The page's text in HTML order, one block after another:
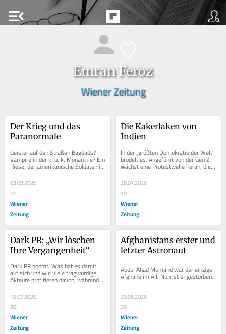
menu_open
Emran Feroz
Wiener Zeitung
Der Krieg und das
Paranormale
Geister auf den Straßen Bagdads?
Vampire in der k. u. k. Monarchie? Ein
Riese, der amerikanische Soldaten in
Afghanistan angreift? Wie
Kriegstraumata...
03.08.2026
10
Wiener
Zeitung
Die Kakerlaken von
Indien
In der „größten Demokratie der Welt"
brodelt es. Angeführt von der Gen Z
wächst eine Protestwelle heran, die
Modi...
28.07.2026
10
Wiener
Zeitung
Dark PR: „Wir löschen
Ihre Vergangenheit“
Dark PR boomt. Was hat es damit
auf sich und wie viele fragwürdige
Akteure profitieren davon, während
die Existenzen der Schwächeren
zerstört werden?
15.07.2026
30
Wiener
Zeitung
Afghanistans erster und
letzter Astronaut
Abdul Ahad Momand war der einzige
Afghane im All. Nun ist er gestorben.
30.06.2026
30
Wiener
Zeitung